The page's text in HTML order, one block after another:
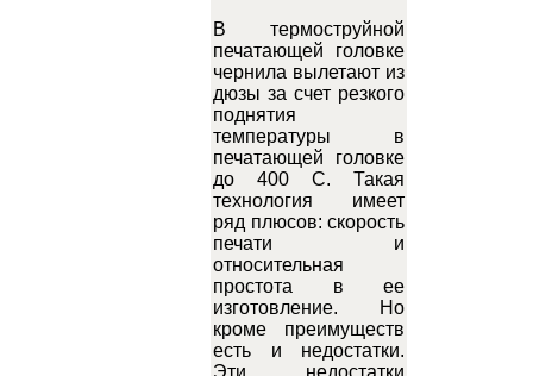
В термоструйной
печатающей головке
чернила вылетают из
дюзы за счет резкого
поднятия
температуры в
печатающей головке
до 400 С. Такая
технология имеет
ряд плюсов: скорость
печати и
относительная
простота в ее
изготовление. Но
кроме преимуществ
есть и недостатки.
Эти недостатки